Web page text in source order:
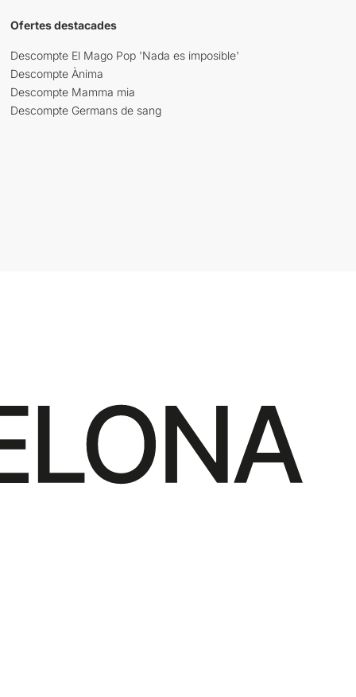
Ofertes destacades
Descompte El Mago Pop 'Nada es imposible'
Descompte Ànima
Descompte Mamma mia
Descompte Germans de sang